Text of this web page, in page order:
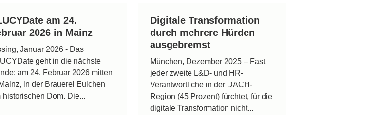
am 24.
2026 in Mainz
Januar 2026 - Das
geht in die nächste
am 24. Februar 2026 mitten
in der Brauerei Eulchen
historischen Dom. Die...
Digitale Transformation
durch mehrere Hürden
ausgebremst
München, Dezember 2025 – Fast
jeder zweite L&D- und HR-
Verantwortliche in der DACH-
Region (45 Prozent) fürchtet, für die
digitale Transformation nicht...